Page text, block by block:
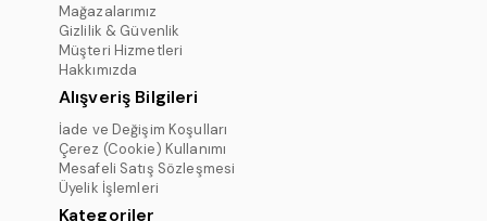
Mağazalarımız
Gizlilik & Güvenlik
Müşteri Hizmetleri
Hakkımızda
Alışveriş Bilgileri
İade ve Değişim Koşulları
Çerez (Cookie) Kullanımı
Mesafeli Satış Sözleşmesi
Üyelik İşlemleri
Kategoriler